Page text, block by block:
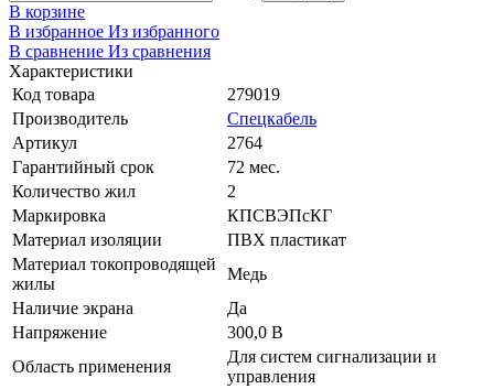
В корзине
В избранное Из избранного
В сравнение Из сравнения
Характеристики
Код товара
279019
Производитель
Спецкабель
Артикул
2764
Гарантийный срок
72 мес.
Количество жил
2
Маркировка
КПСВЭПсКГ
Материал изоляции
ПВХ пластикат
Материал токопроводящей
жилы
Медь
Наличие экрана
Да
Напряжение
300,0 В
Область применения
Для систем сигнализации и
управления